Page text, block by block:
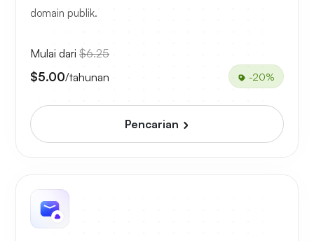
domain publik.
Mulai dari $6.25
$5.00/tahunan -20%
Pencarian